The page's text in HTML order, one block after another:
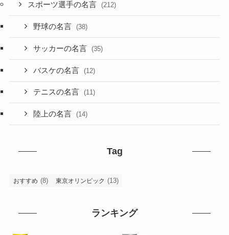
スポーツ選手の名言 (212)
野球の名言 (38)
サッカーの名言 (35)
バスケの名言 (12)
テニスの名言 (11)
陸上の名言 (14)
Tag
おすすめ (8) 東京オリンピック (13)
ランキング